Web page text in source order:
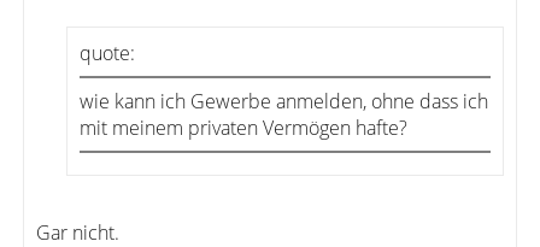
quote:
wie kann ich Gewerbe anmelden, ohne dass ich
mit meinem privaten Vermögen hafte?
Gar nicht.